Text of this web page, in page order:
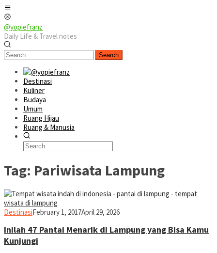
Skip
to
content
@yopiefranz
Daily Life & Travel notes
Search
Destinasi
Kuliner
Budaya
Umum
Ruang Hijau
Ruang & Manusia
Tag: Pariwisata Lampung
Destinasiyopiefranz
February 1, 2017April 29, 2026
Inilah 47 Pantai Menarik di Lampung yang Bisa Kamu
Kunjungi